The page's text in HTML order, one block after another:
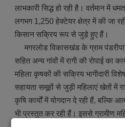
लाभकारी सिद्ध हो रही है। वर्तमान में
लगभग 1,250 हेक्टेयर क्षेत्र में की जा
किसान सक्रिय रूप से जुड़े हुए हैं।
मगरलोड विकासखंड के ग्राम
सहित अन्य गांवों में रागी की रोपाई का
महिला कृषकों की सक्रिय भागीदारी
सहायता समूहों से जुड़ी महिलाएं खेतों में
कृषि कार्यों में योगदान दे रही हैं, बल्कि
भी प्रस्तुत कर रही हैं। इससे ग्रामीण